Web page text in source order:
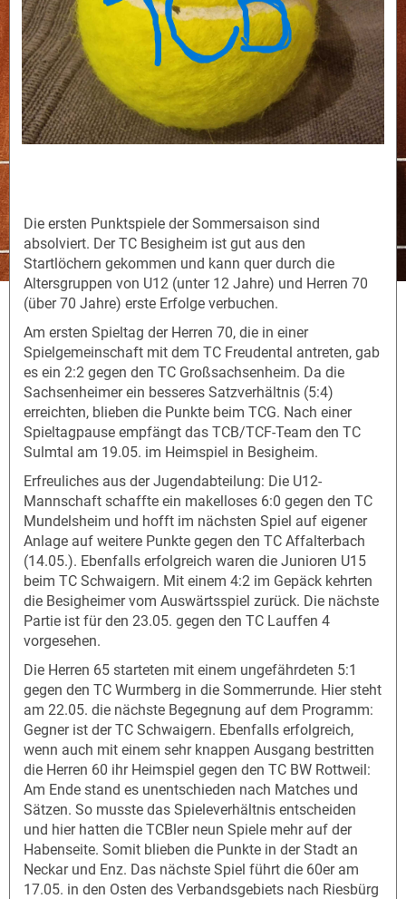
Die ersten Punktspiele der Sommersaison sind
absolviert. Der TC Besigheim ist gut aus den
Startlöchern gekommen und kann quer durch die
Altersgruppen von U12 (unter 12 Jahre) und Herren 70
(über 70 Jahre) erste Erfolge verbuchen.
Am ersten Spieltag der Herren 70, die in einer
Spielgemeinschaft mit dem TC Freudental antreten, gab
es ein 2:2 gegen den TC Großsachsenheim. Da die
Sachsenheimer ein besseres Satzverhältnis (5:4)
erreichten, blieben die Punkte beim TCG. Nach einer
Spieltagpause empfängt das TCB/TCF-Team den TC
Sulmtal am 19.05. im Heimspiel in Besigheim.
Erfreuliches aus der Jugendabteilung: Die U12-
Mannschaft schaffte ein makelloses 6:0 gegen den TC
Mundelsheim und hofft im nächsten Spiel auf eigener
Anlage auf weitere Punkte gegen den TC Affalterbach
(14.05.). Ebenfalls erfolgreich waren die Junioren U15
beim TC Schwaigern. Mit einem 4:2 im Gepäck kehrten
die Besigheimer vom Auswärtsspiel zurück. Die nächste
Partie ist für den 23.05. gegen den TC Lauffen 4
vorgesehen.
Die Herren 65 starteten mit einem ungefährdeten 5:1
gegen den TC Wurmberg in die Sommerrunde. Hier steht
am 22.05. die nächste Begegnung auf dem Programm:
Gegner ist der TC Schwaigern. Ebenfalls erfolgreich,
wenn auch mit einem sehr knappen Ausgang bestritten
die Herren 60 ihr Heimspiel gegen den TC BW Rottweil:
Am Ende stand es unentschieden nach Matches und
Sätzen. So musste das Spieleverhältnis entscheiden
und hier hatten die TCBler neun Spiele mehr auf der
Habenseite. Somit blieben die Punkte in der Stadt an
Neckar und Enz. Das nächste Spiel führt die 60er am
17.05. in den Osten des Verbandsgebiets nach Riesbürg